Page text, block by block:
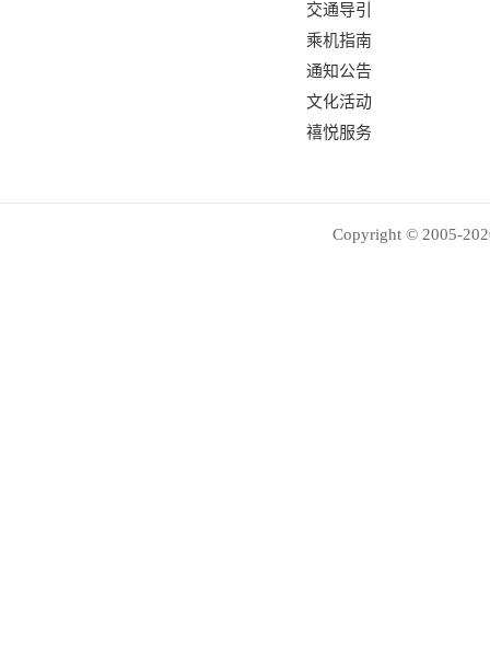
交通导引
乘机指南
通知公告
文化活动
禧悦服务
Copyright © 2005-